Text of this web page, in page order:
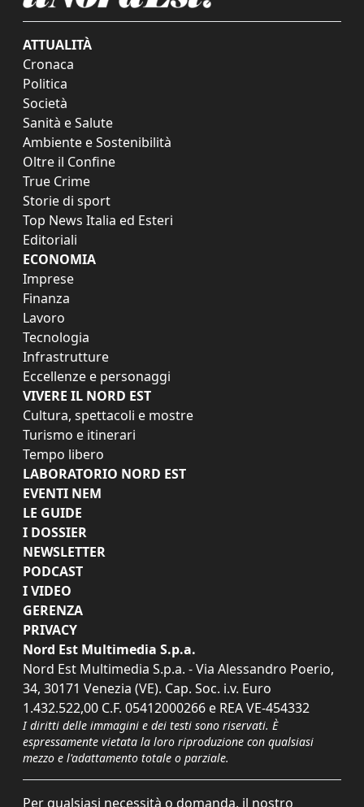
ATTUALITÀ
Cronaca
Politica
Società
Sanità e Salute
Ambiente e Sostenibilità
Oltre il Confine
True Crime
Storie di sport
Top News Italia ed Esteri
Editoriali
ECONOMIA
Imprese
Finanza
Lavoro
Tecnologia
Infrastrutture
Eccellenze e personaggi
VIVERE IL NORD EST
Cultura, spettacoli e mostre
Turismo e itinerari
Tempo libero
LABORATORIO NORD EST
EVENTI NEM
LE GUIDE
I DOSSIER
NEWSLETTER
PODCAST
I VIDEO
GERENZA
PRIVACY
Nord Est Multimedia S.p.a.
Nord Est Multimedia S.p.a. - Via Alessandro Poerio,
34, 30171 Venezia (VE). Cap. Soc. i.v. Euro
1.432.522,00 C.F. 05412000266 e REA VE-454332
I diritti delle immagini e dei testi sono riservati. È
espressamente vietata la loro riproduzione con qualsiasi
mezzo e l'adattamento totale o parziale.
Per qualsiasi necessità o domanda, il nostro